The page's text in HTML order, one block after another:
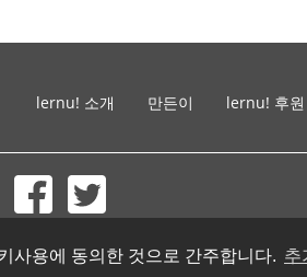
사용에 동의한 것으로 간주합니다. 추
lernu! 소개 만든이 lernu! 후원